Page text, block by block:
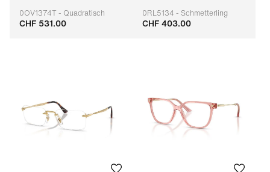
0OV1374T - Quadratisch
Anpassbar
CHF 531.00
0RL5134 - Schmetterling
Anpassbar
CHF 403.00